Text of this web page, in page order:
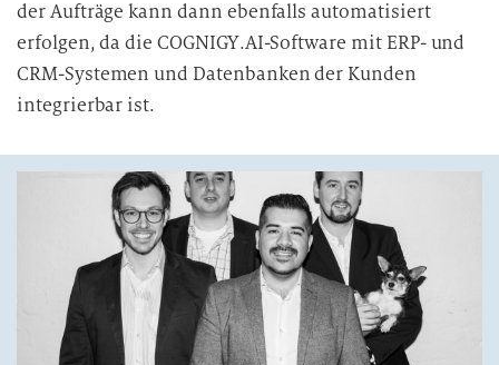
der Aufträge kann dann ebenfalls automatisiert
erfolgen, da die COGNIGY.AI-Software mit ERP- und
CRM-Systemen und Datenbanken der Kunden
integrierbar ist.